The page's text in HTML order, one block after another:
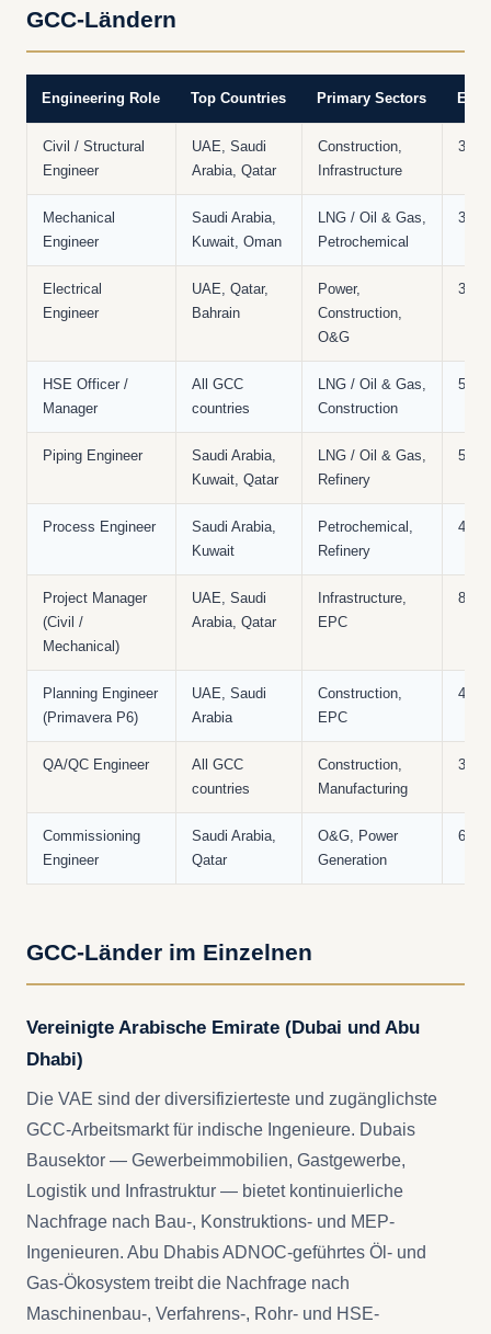
GCC-Ländern
Engineering Role Top Countries Primary Sectors
Civil / Structural
Engineer
UAE, Saudi
Arabia, Qatar
Construction,
Infrastructure
Mechanical
Engineer
Saudi Arabia,
Kuwait, Oman
LNG / Oil & Gas,
Petrochemical
Electrical
Engineer
UAE, Qatar,
Bahrain
Power,
Construction,
O&G
HSE Officer /
Manager
All GCC
countries
LNG / Oil & Gas,
Construction
Piping Engineer
Saudi Arabia,
Kuwait, Qatar
LNG / Oil & Gas,
Refinery
Process Engineer
Saudi Arabia,
Kuwait
Petrochemical,
Refinery
Project Manager
(Civil /
Mechanical)
UAE, Saudi
Arabia, Qatar
Infrastructure,
EPC
Planning Engineer
(Primavera P6)
UAE, Saudi
Arabia
Construction,
EPC
QA/QC Engineer
All GCC
countries
Construction,
Manufacturing
Commissioning
Engineer
Saudi Arabia,
Qatar
O&G, Power
Generation
GCC-Länder im Einzelnen
Vereinigte Arabische Emirate (Dubai und Abu
Dhabi)
Die VAE sind der diversifizierteste und zugänglichste
GCC-Arbeitsmarkt für indische Ingenieure. Dubais
Bausektor — Gewerbeimmobilien, Gastgewerbe,
Logistik und Infrastruktur — bietet kontinuierliche
Nachfrage nach Bau-, Konstruktions- und MEP-
Ingenieuren. Abu Dhabis ADNOC-geführtes Öl- und
Gas-Ökosystem treibt die Nachfrage nach
Maschinenbau-, Verfahrens-, Rohr- und HSE-